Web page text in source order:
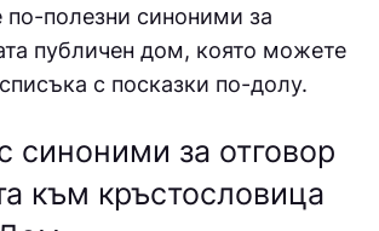
полезни синоними за
публичен дом, която можете
с посказки по-долу.
синоними за отговор
към кръстословица